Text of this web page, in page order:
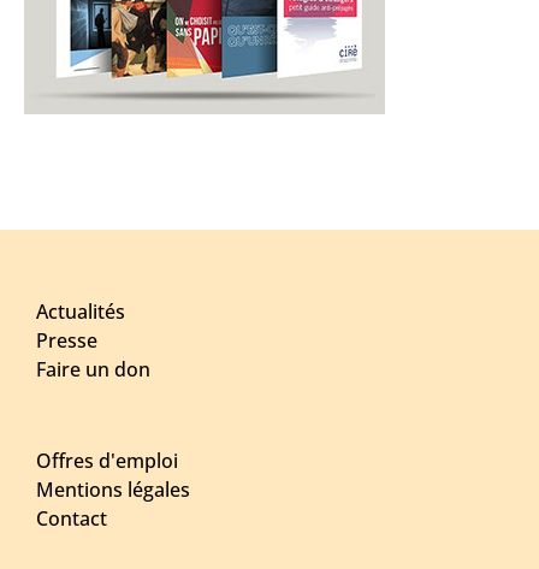
Actualités
Presse
Faire un don
Offres d'emploi
Mentions légales
Contact